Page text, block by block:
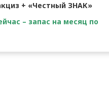
+ «Честный ЗНАК»
– запас на месяц по